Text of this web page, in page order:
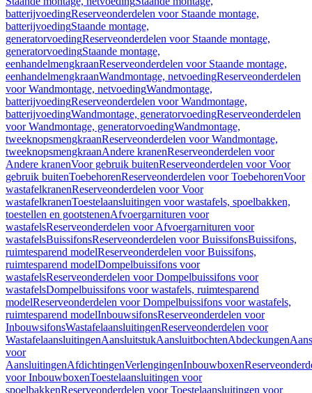
batterijvoedingReserveonderdelen voor Staande montage,
batterijvoedingStaande montage,
generatorvoedingReserveonderdelen voor Staande montage,
generatorvoedingStaande montage,
eenhandelmengkraanReserveonderdelen voor Staande montage,
eenhandelmengkraanWandmontage, netvoedingReserveonderdelen
voor Wandmontage, netvoedingWandmontage,
batterijvoedingReserveonderdelen voor Wandmontage,
batterijvoedingWandmontage, generatorvoedingReserveonderdelen
voor Wandmontage, generatorvoedingWandmontage,
tweeknopsmengkraanReserveonderdelen voor Wandmontage,
tweeknopsmengkraanAndere kranenReserveonderdelen voor
Andere kranenVoor gebruik buitenReserveonderdelen voor Voor
gebruik buitenToebehorenReserveonderdelen voor ToebehorenVoor
wastafelkranenReserveonderdelen voor Voor
wastafelkranenToestelaansluitingen voor wastafels, spoelbakken,
toestellen en gootstenenAfvoergarnituren voor
wastafelsReserveonderdelen voor Afvoergarnituren voor
wastafelsBuissifonsReserveonderdelen voor BuissifonsBuissifons,
ruimtesparend modelReserveonderdelen voor Buissifons,
ruimtesparend modelDompelbuissifons voor
wastafelsReserveonderdelen voor Dompelbuissifons voor
wastafelsDompelbuissifons voor wastafels, ruimtesparend
modelReserveonderdelen voor Dompelbuissifons voor wastafels,
ruimtesparend modelInbouwsifonsReserveonderdelen voor
InbouwsifonsWastafelaansluitingenReserveonderdelen voor
WastafelaansluitingenAansluitstukAansluitbochtenAbdeckungen
voor
AansluitingenAfdichtingenVerlengingenInbouwboxen
voor InbouwboxenToestelaansluitingen voor
spoelbakkenReserveonderdelen voor Toestelaansluitingen voor